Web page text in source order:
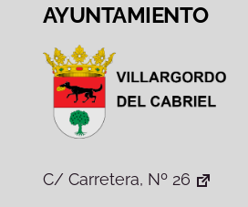
AYUNTAMIENTO
C/ Carretera, Nº 26